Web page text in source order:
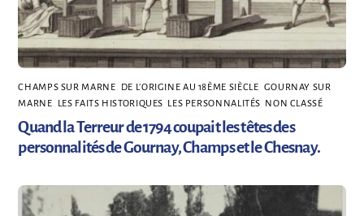
CHAMPS SUR MARNE DE L’ORIGINE AU 18ÈME SIÈCLE GOURNAY SUR
MARNE
LES FAITS HISTORIQUES LES PERSONNALITÉS NON CLASSÉ
Quand la Terreur de 1794 coupait les têtes des
personnalités de Gournay, Champs et le Chesnay.